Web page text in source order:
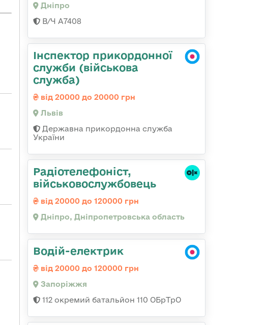
Дніпро
В/Ч А7408
Інспектор прикордонної
служби (військова
служба)
від 20000 до 20000 грн
Львів
Державна прикордонна служба
України
Радіотелефоніст,
військовослужбовець
від 20000 до 120000 грн
Дніпро, Дніпропетровська область
Водій-електрик
від 20000 до 120000 грн
Запоріжжя
112 окремий батальйон 110 ОБрТрО